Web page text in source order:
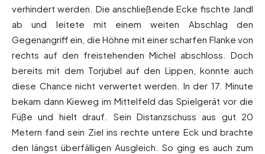
verhindert werden. Die anschließende Ecke fischte Jandl
ab und leitete mit einem weiten Abschlag den
Gegenangriff ein, die Höhne mit einer scharfen Flanke von
rechts auf den freistehenden Michel abschloss. Doch
bereits mit dem Torjubel auf den Lippen, konnte auch
diese Chance nicht verwertet werden. In der 17. Minute
bekam dann Kieweg im Mittelfeld das Spielgerät vor die
Füße und hielt drauf. Sein Distanzschuss aus gut 20
Metern fand sein Ziel ins rechte untere Eck und brachte
den längst überfälligen Ausgleich. So ging es auch zum